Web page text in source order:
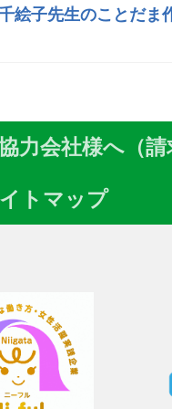
子先生のことだま
力会社様へ（請
トマップ